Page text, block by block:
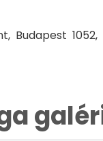
Budapest 1052,